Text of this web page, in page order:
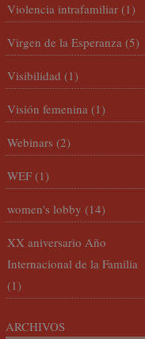
Violencia intrafamiliar (1)
Virgen de la Esperanza (5)
Visibilidad (1)
Visión femenina (1)
Webinars (2)
WEF (1)
women's lobby (14)
XX aniversario Año
Internacional de la Familia
(1)
ARCHIVOS